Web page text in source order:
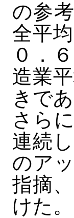
の参
全平
０．
造業
きで
さら
連続
のア
指摘
けた。